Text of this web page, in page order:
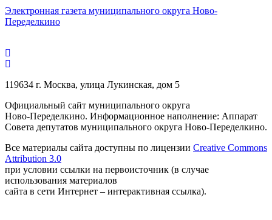
Электронная газета муниципального округа Ново-
Переделкино
119634 г. Москва, улица Лукинская, дом 5
Официальный сайт муниципального округа
Ново-Переделкино. Информационное наполнение: Аппарат
Совета депутатов муниципального округа Ново-Переделкино.
Все материалы сайта доступны по лицензии Creative Commons
Attribution 3.0
при условии ссылки на первоисточник (в случае
использования материалов
сайта в сети Интернет – интерактивная ссылка).